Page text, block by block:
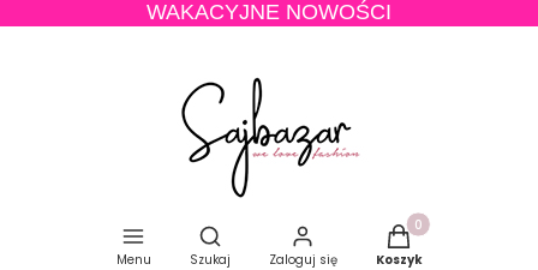
WAKACYJNE NOWOŚCI
Menu
Otwórz wyszukiwarkę
Szukaj Zaloguj się
Produkty w
Koszyk